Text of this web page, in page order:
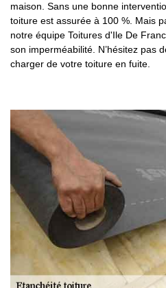
maison. Sans une bonne
toiture est assurée à 100 %. Mais
notre équipe Toitures d'Ile De
son imperméabilité. N’hésitez pas
charger de votre toiture en fuite.